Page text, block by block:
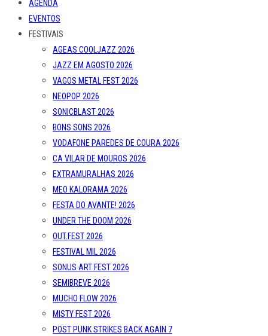
AGENDA
EVENTOS
FESTIVAIS
AGEAS COOLJAZZ 2026
JAZZ EM AGOSTO 2026
VAGOS METAL FEST 2026
NEOPOP 2026
SONICBLAST 2026
BONS SONS 2026
VODAFONE PAREDES DE COURA 2026
CA VILAR DE MOUROS 2026
EXTRAMURALHAS 2026
MEO KALORAMA 2026
FESTA DO AVANTE! 2026
UNDER THE DOOM 2026
OUT.FEST 2026
FESTIVAL MIL 2026
SONUS ART FEST 2026
SEMIBREVE 2026
MUCHO FLOW 2026
MISTY FEST 2026
POST PUNK STRIKES BACK AGAIN 7